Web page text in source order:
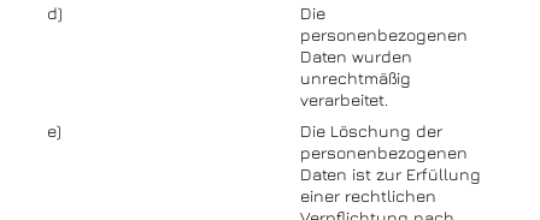
d)
Die
personenbezogenen
Daten wurden
unrechtmäßig
verarbeitet.
e)
Die Löschung der
personenbezogenen
Daten ist zur Erfüllung
einer rechtlichen